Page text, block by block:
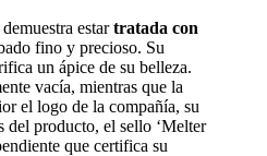
estartratada con
fino y precioso. Su
un ápice de su belleza.
vacía, mientras que la
el logo de la compañía, su
del producto, el sello ‘Melter
que certifica su